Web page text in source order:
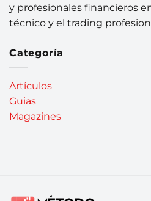
y profesionales financieros
técnico y el trading
Categoría
Artículos
Guias
Magazines